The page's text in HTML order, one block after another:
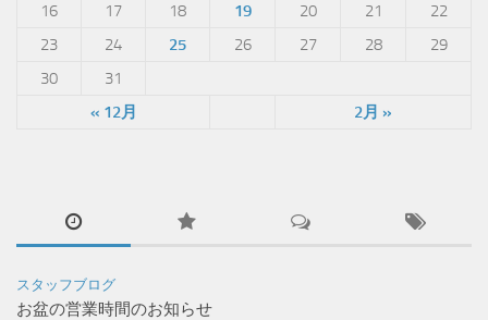
« 12月 2月 »
16
17 18 19 20 21
22
23
24 25 26 27 28
29
30
31
スタッフブログ
お盆の営業時間のお知らせ